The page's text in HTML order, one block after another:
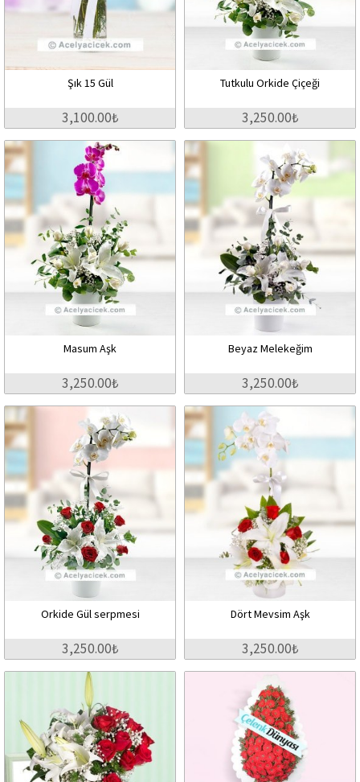
Şık 15 Gül
3,100.00₺
Tutkulu Orkide Çiçeği
3,250.00₺
Masum Aşk
3,250.00₺
Beyaz Melekeğim
3,250.00₺
Orkide Gül serpmesi
3,250.00₺
Dört Mevsim Aşk
3,250.00₺